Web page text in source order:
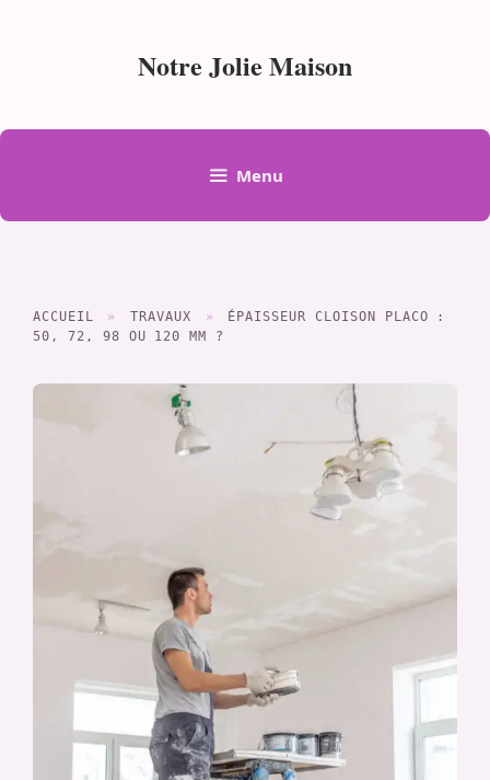
Notre Jolie Maison
Menu
ACCUEIL » TRAVAUX »
ÉPAISSEUR CLOISON PLACO :
50, 72, 98 OU 120 MM ?